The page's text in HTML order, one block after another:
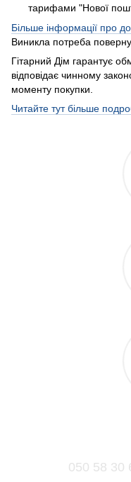
тарифами "Нової
Більше інформації про
Виникла потреба
Гітарний Дім гарантує
відповідає чинному
моменту покупки.
Читайте тут більше
050 58 30